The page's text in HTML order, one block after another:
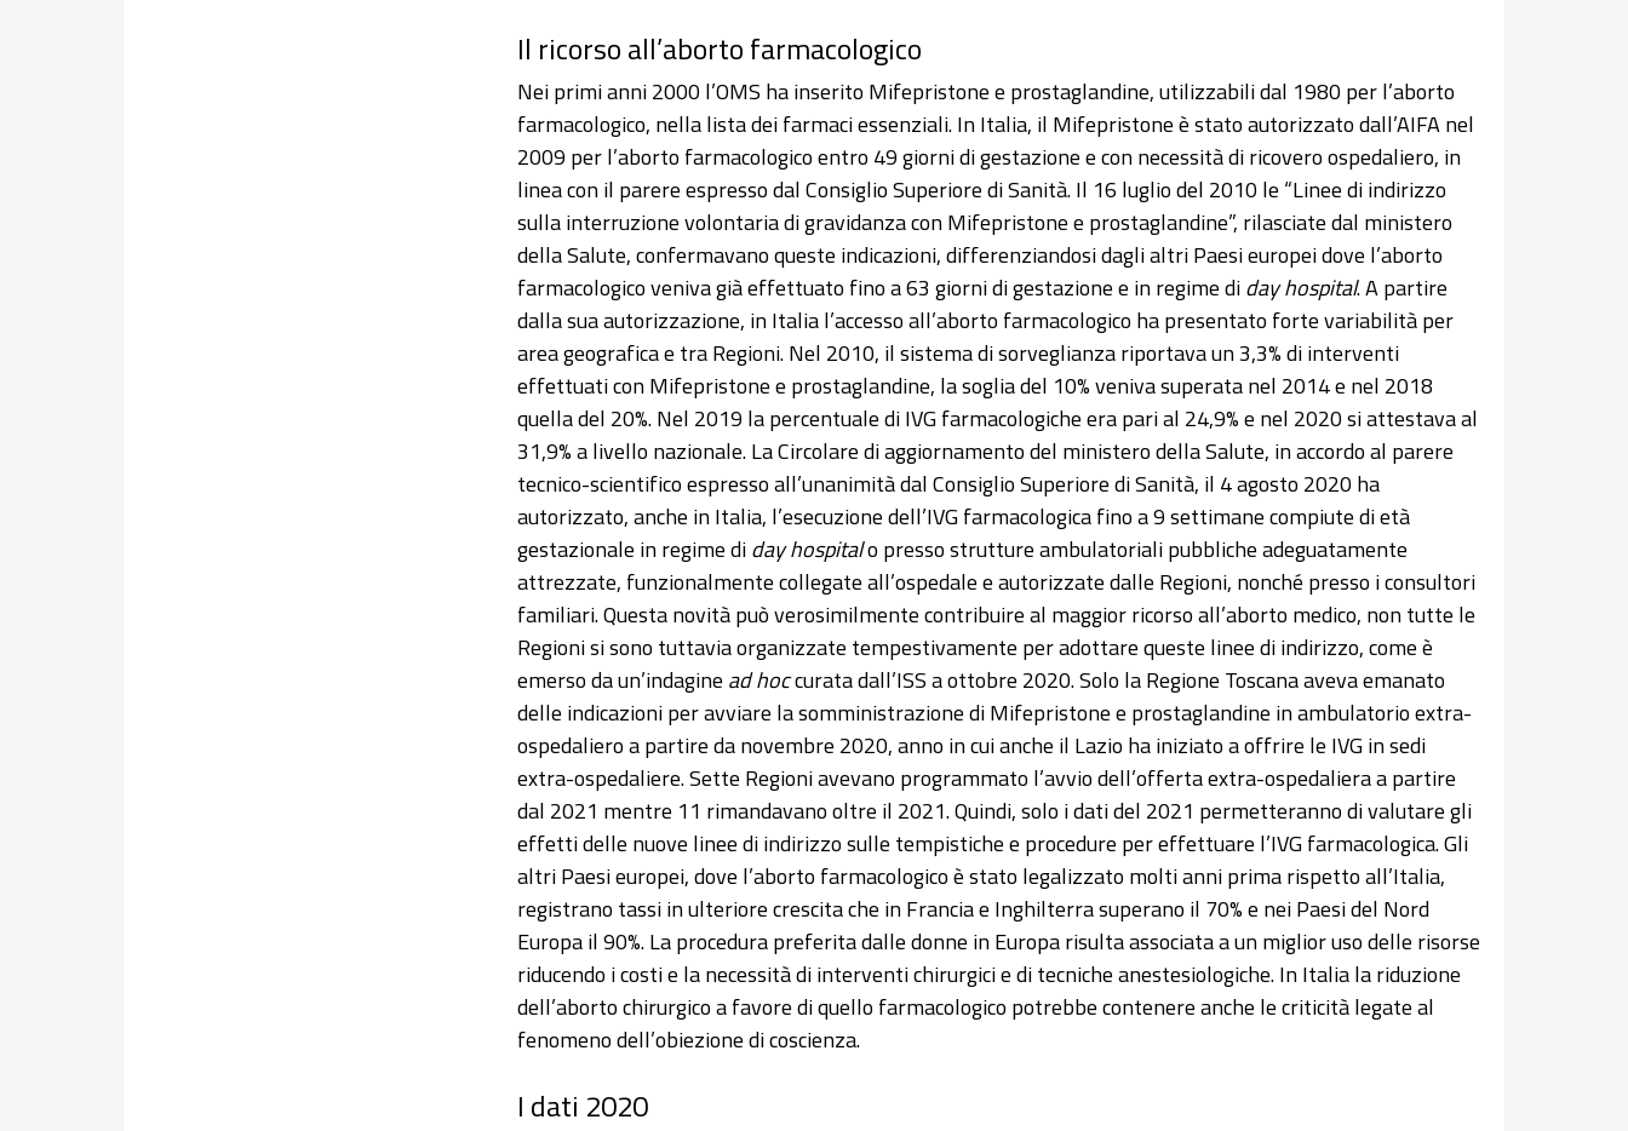
Il ricorso all’aborto farmacologico
Nei primi anni 2000 l’OMS ha inserito Mifepristone e prostaglandine, utilizzabili dal 1980 per l’aborto
farmacologico, nella lista dei farmaci essenziali. In Italia, il Mifepristone è stato autorizzato dall’AIFA nel
2009 per l’aborto farmacologico entro 49 giorni di gestazione e con necessità di ricovero ospedaliero, in
linea con il parere espresso dal Consiglio Superiore di Sanità. Il 16 luglio del 2010 le “Linee di indirizzo
sulla interruzione volontaria di gravidanza con Mifepristone e prostaglandine”, rilasciate dal ministero
della Salute, confermavano queste indicazioni, differenziandosi dagli altri Paesi europei dove l’aborto
farmacologico veniva già effettuato fino a 63 giorni di gestazione e in regime diday hospital. A partire
dalla sua autorizzazione, in Italia l’accesso all’aborto farmacologico ha presentato forte variabilità per
area geografica e tra Regioni. Nel 2010, il sistema di sorveglianza riportava un 3,3% di interventi
effettuati con Mifepristone e prostaglandine, la soglia del 10% veniva superata nel 2014 e nel 2018
quella del 20%. Nel 2019 la percentuale di IVG farmacologiche era pari al 24,9% e nel 2020 si attestava al
31,9% a livello nazionale. La Circolare di aggiornamento del ministero della Salute, in accordo al parere
tecnico-scientifico espresso all’unanimità dal Consiglio Superiore di Sanità, il 4 agosto 2020 ha
autorizzato, anche in Italia, l’esecuzione dell’IVG farmacologica fino a 9 settimane compiute di età
gestazionale in regime diday hospitalo presso strutture ambulatoriali pubbliche adeguatamente
attrezzate, funzionalmente collegate all’ospedale e autorizzate dalle Regioni, nonché presso i consultori
familiari. Questa novità può verosimilmente contribuire al maggior ricorso all’aborto medico, non tutte le
Regioni si sono tuttavia organizzate tempestivamente per adottare queste linee di indirizzo, come è
emerso da un’indagine ad hoccurata dall’ISS a ottobre 2020. Solo la Regione Toscana aveva emanato
delle indicazioni per avviare la somministrazione di Mifepristone e prostaglandine in ambulatorio extra-
ospedaliero a partire da novembre 2020, anno in cui anche il Lazio ha iniziato a offrire le IVG in sedi
extra-ospedaliere. Sette Regioni avevano programmato l’avvio dell’offerta extra-ospedaliera a partire
dal 2021 mentre 11 rimandavano oltre il 2021. Quindi, solo i dati del 2021 permetteranno di valutare gli
effetti delle nuove linee di indirizzo sulle tempistiche e procedure per effettuare l’IVG farmacologica. Gli
altri Paesi europei, dove l’aborto farmacologico è stato legalizzato molti anni prima rispetto all’Italia,
registrano tassi in ulteriore crescita che in Francia e Inghilterra superano il 70% e nei Paesi del Nord
Europa il 90%. La procedura preferita dalle donne in Europa risulta associata a un miglior uso delle risorse
riducendo i costi e la necessità di interventi chirurgici e di tecniche anestesiologiche. In Italia la riduzione
dell’aborto chirurgico a favore di quello farmacologico potrebbe contenere anche le criticità legate al
fenomeno dell’obiezione di coscienza.
I dati 2020